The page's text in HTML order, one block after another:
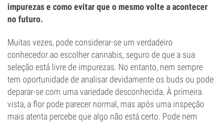
impurezas e como evitar que o mesmo volte a acontecer
no futuro.
Muitas vezes, pode considerar-se um verdadeiro
conhecedor ao escolher cannabis, seguro de que a sua
seleção está livre de impurezas. No entanto, nem sempre
tem oportunidade de analisar devidamente os buds ou pode
deparar-se com uma variedade desconhecida. À primeira
vista, a flor pode parecer normal, mas após uma inspeção
mais atenta percebe que algo não está certo. Pode nem